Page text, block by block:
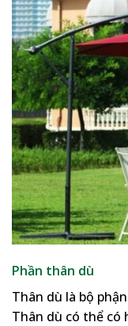
Phần thân dù
Thân dù là bộ
Thân dù có thể